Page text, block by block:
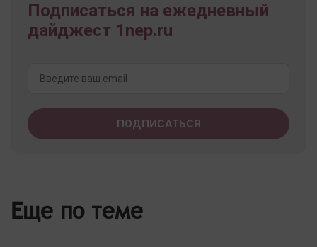
Подписаться на ежедневный
дайджест 1nep.ru
Еще по теме